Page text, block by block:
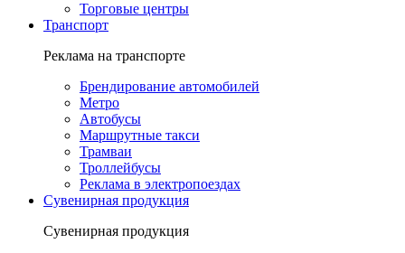
Торговые центры
Транспорт
Реклама на транспорте
Брендирование автомобилей
Метро
Автобусы
Маршрутные такси
Трамваи
Троллейбусы
Реклама в электропоездах
Сувенирная продукция
Сувенирная продукция